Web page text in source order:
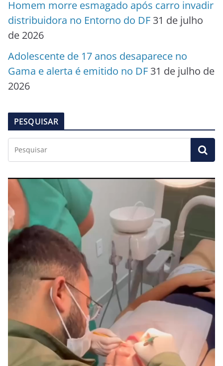
Homem morre esmagado após carro invadir
distribuidora no Entorno do DF 31 de julho
de 2026
Adolescente de 17 anos desaparece no
Gama e alerta é emitido no DF 31 de julho de
2026
PESQUISAR